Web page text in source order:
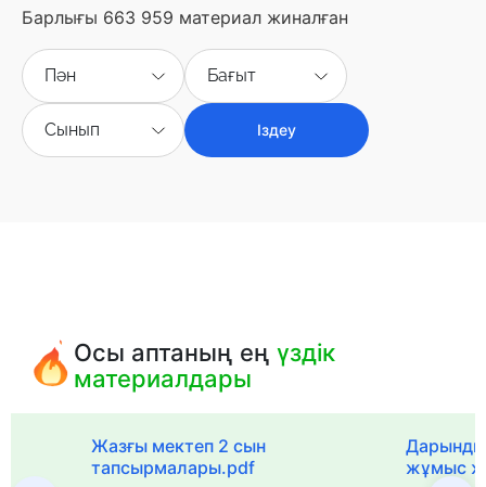
Барлығы 663 959 материал жиналған
Пән Бағыт
Сынып Іздеу
Осы аптаның еңүздік
материалдары
Жазғы мектеп 2 сын
тапсырмалары.pdf
жұмыс